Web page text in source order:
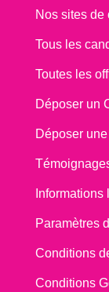
Nos sites de
Tous les
Toutes les
Déposer un
Déposer
Informations
Paramètres
Conditions
Conditions